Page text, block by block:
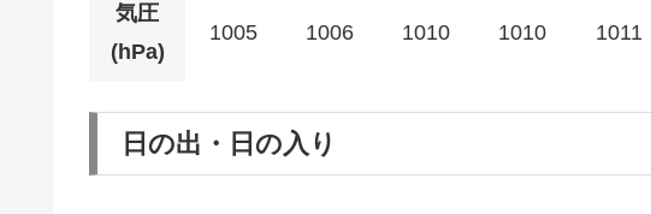
気圧
(hPa)
1005 1006 1010 1010 1011
日の出・日の入り